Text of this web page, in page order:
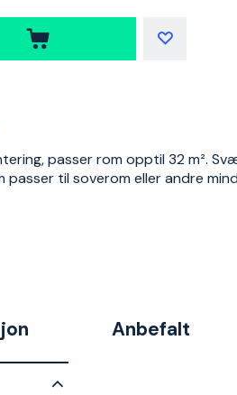
passer rom opptil 32 m².
passer til soverom eller andre
Anbefalt